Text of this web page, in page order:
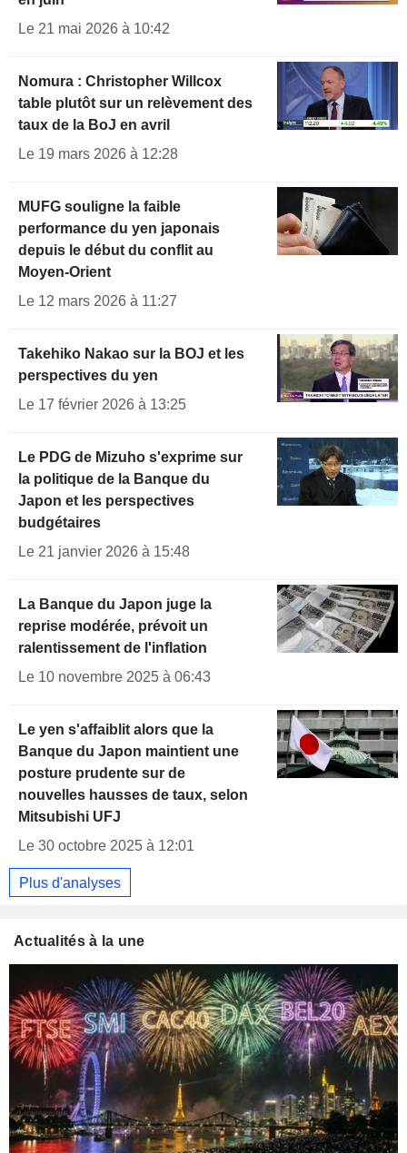
Le 21 mai 2026 à 10:42
Nomura : Christopher Willcox
table plutôt sur un relèvement des
taux de la BoJ en avril
Le 19 mars 2026 à 12:28
MUFG souligne la faible
performance du yen japonais
depuis le début du conflit au
Moyen-Orient
Le 12 mars 2026 à 11:27
Takehiko Nakao sur la BOJ et les
perspectives du yen
Le 17 février 2026 à 13:25
Le PDG de Mizuho s'exprime sur
la politique de la Banque du
Japon et les perspectives
budgétaires
Le 21 janvier 2026 à 15:48
La Banque du Japon juge la
reprise modérée, prévoit un
ralentissement de l'inflation
Le 10 novembre 2025 à 06:43
Le yen s'affaiblit alors que la
Banque du Japon maintient une
posture prudente sur de
nouvelles hausses de taux, selon
Mitsubishi UFJ
Le 30 octobre 2025 à 12:01
Plus d'analyses
Actualités à la une